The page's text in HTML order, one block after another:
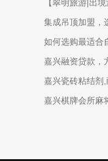
【翠明旅游|出
集成吊顶加盟，
如何选购最适合
嘉兴融资贷款，
嘉兴瓷砖粘结剂
嘉兴棋牌会所麻